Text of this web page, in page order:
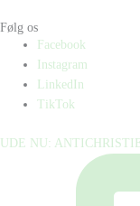
Følg os
Facebook
Instagram
LinkedIn
TikTok
UDE NU: